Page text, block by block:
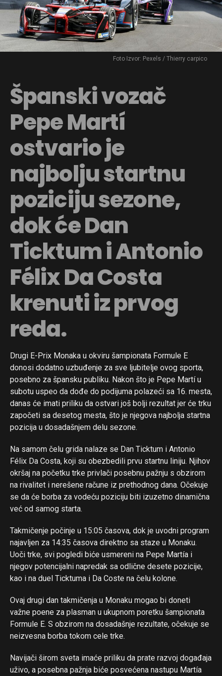
Foto Izvor: Pexels / Thierry carpico
Španski vozač
Pepe Martí
ostvario je
najbolju startnu
poziciju sezone,
dok će Dan
Ticktum i Antonio
Félix Da Costa
krenuti iz prvog
reda.
Drugi E-Prix Monaka u okviru šampionata Formule E
donosi dodatno uzbuđenje za sve ljubitelje ovog sporta,
posebno za špansku publiku. Nakon što je Pepe Martí u
subotu uspeo da dođe do podijuma polazeći sa 16. mesta,
danas će imati priliku da ostvari još bolji rezultat jer će trku
započeti sa desetog mesta, što je njegova najbolja startna
pozicija u dosadašnjem delu sezone.
Na samom čelu grida nalaze se Dan Ticktum i Antonio
Félix Da Costa, koji su obezbedili prvu startnu liniju. Njihov
okršaj na početku trke privlači posebnu pažnju s obzirom
na rivalitet i nerešene račune iz prethodnog dana. Očekuje
se da će borba za vodeću poziciju biti izuzetno dinamična
već od samog starta.
Takmičenje počinje u 15:05 časova, dok je uvodni program
najavljen za 14:35 časova direktno sa staze u Monaku.
Uoči trke, svi pogledi biće usmereni na Pepe Martía i
njegov potencijalni napredak sa odlične desete pozicije,
kao i na duel Ticktuma i Da Coste na čelu kolone.
Ovaj drugi dan takmičenja u Monaku mogao bi doneti
važne poene za plasman u ukupnom poretku šampionata
Formule E. S obzirom na dosadašnje rezultate, očekuje se
neizvesna borba tokom cele trke.
Navijači širom sveta imaće priliku da prate razvoj događaja
uživo, a posebna pažnja biće posvećena nastupu Martía